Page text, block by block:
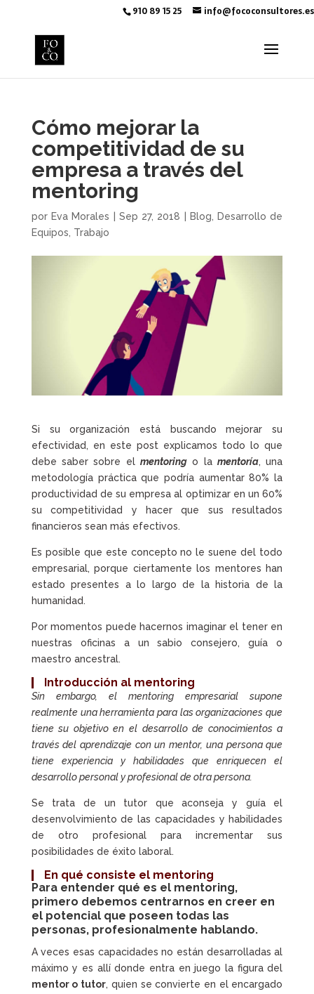
910 89 15 25 info@fococonsultores.es
Cómo mejorar la
competitividad de su
empresa a través del
mentoring
por Eva Morales Sep 27, 2018 Blog
Desarrollo de
Equipos Trabajo
Si su organización está buscando mejorar su
efectividad, en este post explicamos todo lo que
debe saber sobre el mentoring o la mentoría, una
metodología práctica que podría aumentar 80% la
productividad de su empresa al optimizar en un 60%
su competitividad y hacer que sus resultados
financieros sean más efectivos.
Es posible que este concepto no le suene del todo
empresarial, porque ciertamente los mentores han
estado presentes a lo largo de la historia de la
humanidad.
Por momentos puede hacernos imaginar el tener en
nuestras oficinas a un sabio consejero, guía o
maestro ancestral.
Introducción al mentoring
Sin embargo, el mentoring empresarial supone
realmente una herramienta para las organizaciones que
tiene su objetivo en el desarrollo de conocimientos a
través del aprendizaje con un mentor, una persona que
tiene experiencia y habilidades que enriquecen el
desarrollo personal y profesional de otra persona.
Se trata de un tutor que aconseja y guía el
desenvolvimiento de las capacidades y habilidades
de otro profesional para incrementar sus
posibilidades de éxito laboral.
En qué consiste el mentoring
Para entender qué es el mentoring,
primero debemos centrarnos en creer en
el potencial que poseen todas las
personas, profesionalmente hablando.
A veces esas capacidades no están desarrolladas al
máximo y es allí donde entra en juego la figura del
mentor o tutor, quien se convierte en el encargado